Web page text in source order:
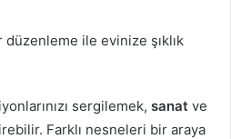
düzenleme ile evinize şıklık
sergilemek, sanat ve
Farklı nesneleri bir araya